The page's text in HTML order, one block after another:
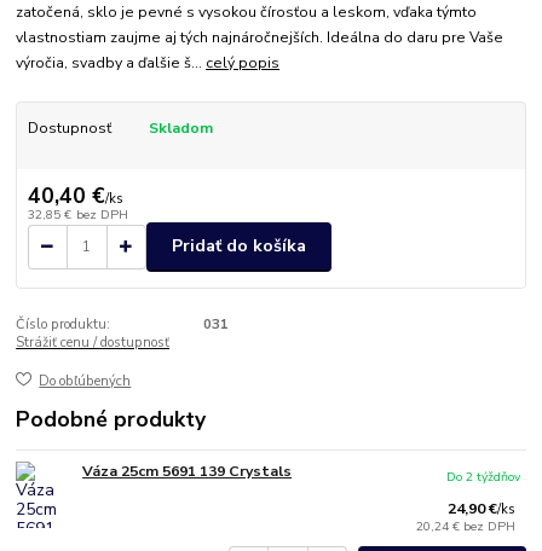
zatočená, sklo je pevné s vysokou čírosťou a leskom, vďaka týmto
vlastnostiam zaujme aj tých najnáročnejších. Ideálna do daru pre Vaše
výročia, svadby a ďalšie š... celý popis
Dostupnosť Skladom
40,40 €/ks
32,85 € bez DPH
Pridať do košíka
Číslo produktu:
031
Strážiť cenu / dostupnosť
Do obľúbených
Podobné produkty
Váza 25cm 5691 139 Crystals
24,90 €/ks
20,24 € bez DPH
Do 2 týždňov